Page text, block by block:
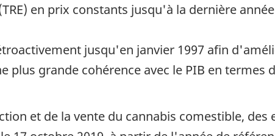
en prix constants jusqu'à la dernière année
jusqu'en janvier 1997 afin
plus grande cohérence avec le PIB en termes
et de la vente du cannabis comestible,